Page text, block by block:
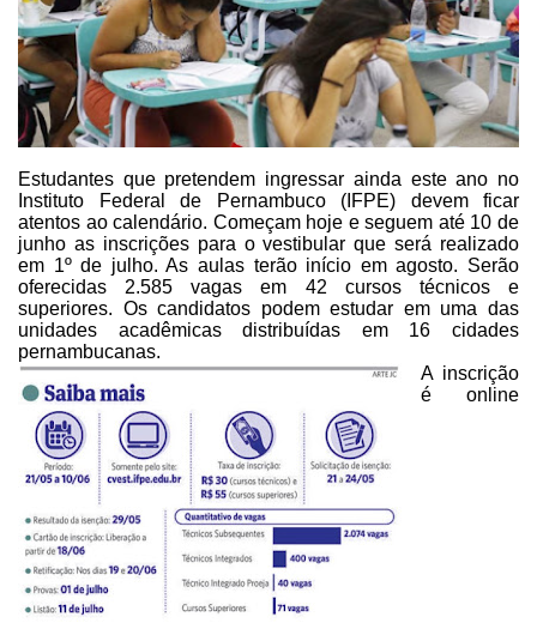
Estudantes que pretendem ingressar ainda este ano no
Instituto Federal de Pernambuco (IFPE) devem ficar
atentos ao calendário. Começam hoje e seguem até 10 de
junho as inscrições para o vestibular que será realizado
em 1º de julho. As aulas terão início emagosto. Serão
oferecidas 2.585 vagas em 42 cursos técnicos e
superiores. Oscandidatos podem estudar em uma das
unidades acadêmicas distribuídas em 16 cidades
pernambucanas.
A inscrição
é online